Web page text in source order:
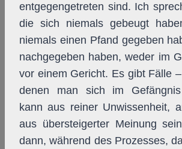
entgegengetreten sind. Ich
die sich niemals gebeugt
niemals einen Pfand gegeben
nachgegeben haben, weder im
vor einem Gericht. Es gibt Fälle
denen man sich im Gefängnis
kann aus reiner Unwissenheit,
aus übersteigerter Meinung
dann, während des Prozesses,